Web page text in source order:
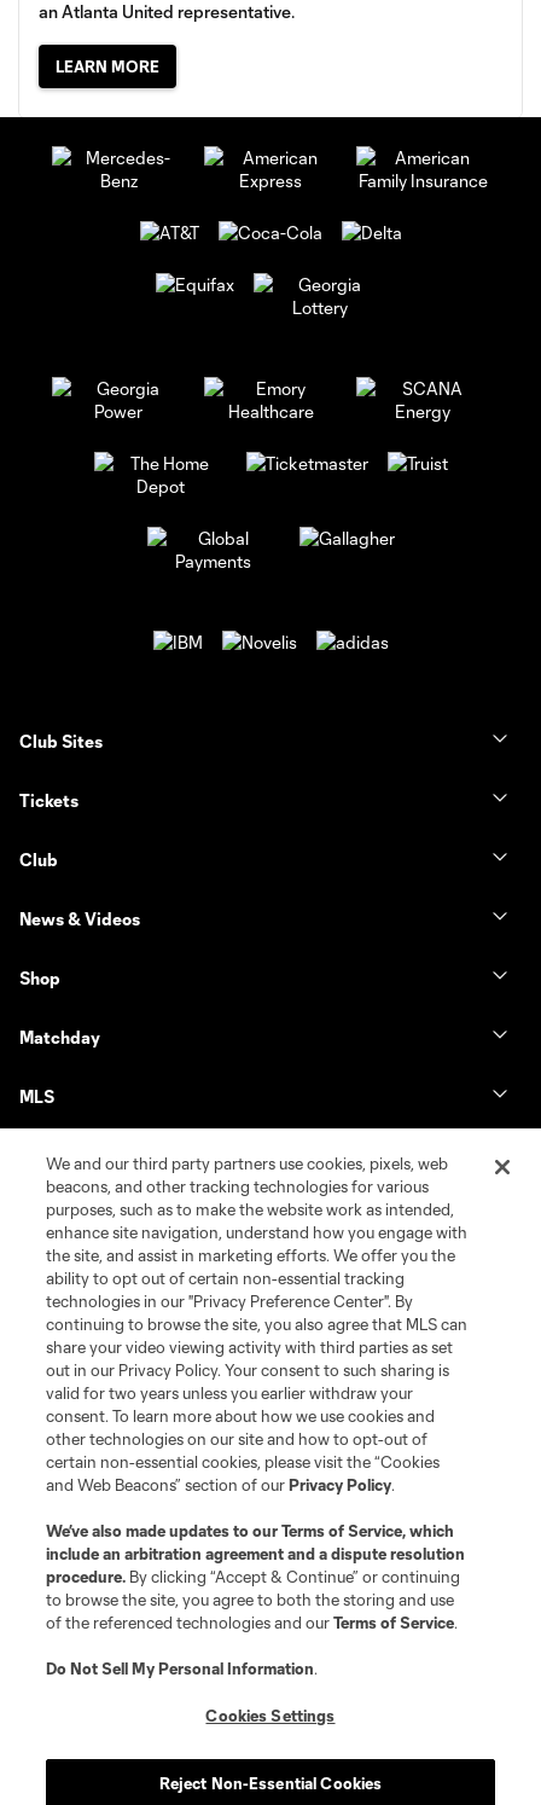
an Atlanta United representative.
LEARN MORE
Club Sites
Tickets
Club
News & Videos
Shop
Matchday
MLS
Terms of Service
Privacy Policy
Do Not Sell or Share My Personal Information
Cookies Settings
©2026 MLS. The Major League Soccer and MLS name and shield are
registered trademarks of Major League Soccer, L.L.C. (“MLS”). The names
and logos of MLS teams are registered and/or common law trademarks of
MLS or are used with the permission of their owners. Any unauthorized use
is forbidden.
We and our third party partners use cookies, pixels, web
beacons, and other tracking technologies for various
purposes, such as to make the website work as intended,
enhance site navigation, understand how you engage with
the site, and assist in marketing efforts. We offer you the
ability to opt out of certain non-essential tracking
technologies in our "Privacy Preference Center". By
continuing to browse the site, you also agree that MLS can
share your video viewing activity with third parties as set
out in our Privacy Policy. Your consent to such sharing is
valid for two years unless you earlier withdraw your
consent. To learn more about how we use cookies and
other technologies on our site and how to opt-out of
certain non-essential cookies, please visit the “Cookies
and Web Beacons” section of ourPrivacy Policy.
We’ve also made updates to ourTerms of Service, which
include an arbitration agreement and a dispute resolution
procedure. By clicking “Accept & Continue” or continuing
to browse the site, you agree to both the storing and use
of the referenced technologies and ourTerms of Service.
Do Not Sell My Personal Information.
Cookies Settings
Reject Non-Essential Cookies